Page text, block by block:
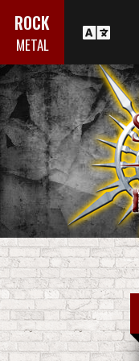
ROCK
METAL